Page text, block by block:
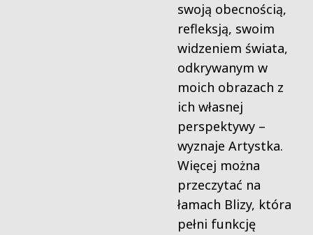
swoją obecnością,
refleksją, swoim
widzeniem świata,
odkrywanym w
moich obrazach z
ich własnej
perspektywy –
wyznaje Artystka.
Więcej można
przeczytać na
łamach Blizy, która
pełni funkcję